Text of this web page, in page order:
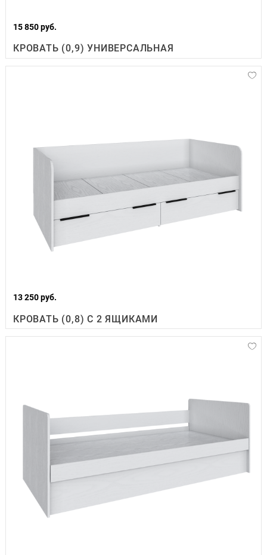
15 850 руб.
КРОВАТЬ (0,9) УНИВЕРСАЛЬНАЯ
13 250 руб.
КРОВАТЬ (0,8) С 2 ЯЩИКАМИ